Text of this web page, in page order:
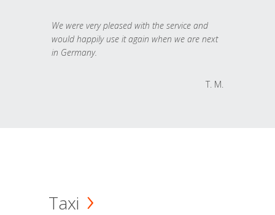
We were very pleased with the service and
would happily use it again when we are next
in Germany.
T. M.
Taxi